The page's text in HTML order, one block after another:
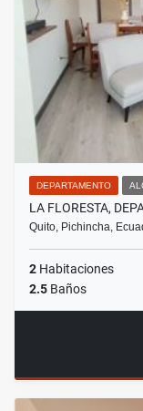
DEPARTAMENTO
LA FLORESTA,
Quito, Pichincha,
2 Habitaciones
2.5 Baños